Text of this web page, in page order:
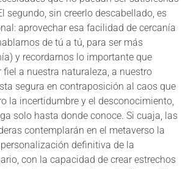
segundo, sin creerlo descabellado, es
aprovechar esa facilidad de cercanía
de tú a tú, para ser más
y recordarnos lo importante que
fiel a nuestra naturaleza, a nuestro
segura en contraposición al caos que
la incertidumbre y el desconocimiento,
solo hasta donde conoce. Si cuaja, las
contemplarán en el metaverso la
definitiva de la
con la capacidad de crear estrechos